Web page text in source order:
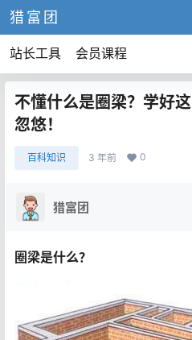
猎富团
站长工具 会员课程
不懂什么是圈梁？学好
忽悠！
百科知识 3 年前 0
猎富团
圈梁是什么？